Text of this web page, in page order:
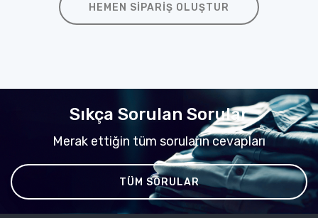
HEMEN SIPARIŞ OLUŞTUR
Sıkça Sorulan Sorular
Merak ettiğin tüm soruların cevapları
TÜM SORULAR